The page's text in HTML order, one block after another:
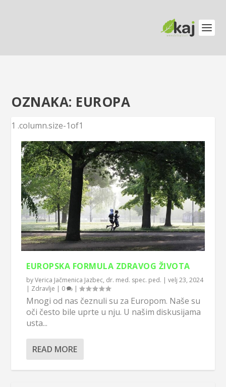
OZNAKA: EUROPA
EUROPSKA FORMULA ZDRAVOG ŽIVOTA
byVerica Jačmenica Jazbec, dr. med. spec. ped. |velj 23, 2024
| Zdravlje | 0 |
Mnogi od nas čeznuli su za Europom. Naše su
oči često bile uprte u nju. U našim diskusijama
usta...
READ MORE